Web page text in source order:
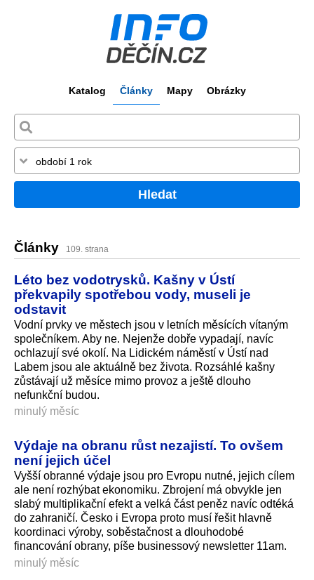
Katalog Články Mapy Obrázky
Hledat
Články 109. strana
Léto bez vodotrysků. Kašny v Ústí
překvapily spotřebou vody, museli je
odstavit
Vodní prvky ve městech jsou v letních měsících vítaným
společníkem. Aby ne. Nejenže dobře vypadají, navíc
ochlazují své okolí. Na Lidickém náměstí v Ústí nad
Labem jsou ale aktuálně bez života. Rozsáhlé kašny
zůstávají už měsíce mimo provoz a ještě dlouho
nefunkční budou.
minulý měsíc
Výdaje na obranu růst nezajistí. To ovšem
není jejich účel
Vyšší obranné výdaje jsou pro Evropu nutné, jejich cílem
ale není rozhýbat ekonomiku. Zbrojení má obvykle jen
slabý multiplikační efekt a velká část peněz navíc odtéká
do zahraničí. Česko i Evropa proto musí řešit hlavně
koordinaci výroby, soběstačnost a dlouhodobé
financování obrany, píše businessový newsletter 11am.
minulý měsíc